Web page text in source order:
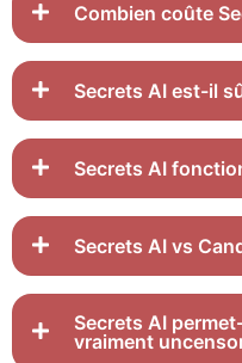
Combien coûte
Secrets AI est-il
Secrets AI
Secrets AI vs
Secrets AI
vraiment